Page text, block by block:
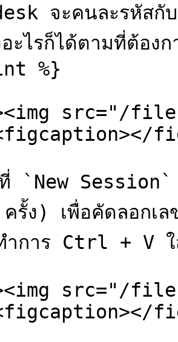
จะคนละรหัส
ะไรก็ได้ตามที่ต้องก
%}
src="/files/
ที่ `New
รั้ง) เพื่อคัดลอกเ
ำการ Ctrl + V ใ
src="/files/